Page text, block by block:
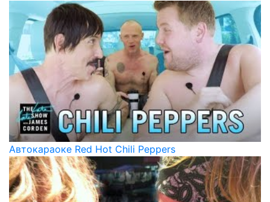
Автокараоке Red Hot Chili Peppers